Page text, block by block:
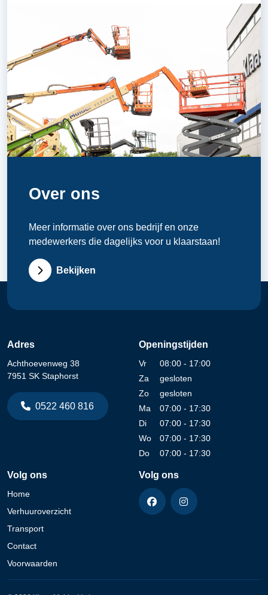
Over ons
Meer informatie over ons bedrijf en onze
medewerkers die dagelijks voor u klaarstaan!
Bekijken
Adres
Achthoevenweg 38
7951 SK Staphorst
0522 460 816
Openingstijden
Vr
08:00 - 17:00
Za
gesloten
Zo
gesloten
Ma
07:00 - 17:30
Di
07:00 - 17:30
Wo
07:00 - 17:30
Do
07:00 - 17:30
Volg ons
Home
Verhuuroverzicht
Transport
Contact
Voorwaarden
Volg ons